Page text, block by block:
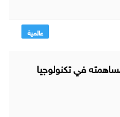
عالمية
في تكنولوجيا